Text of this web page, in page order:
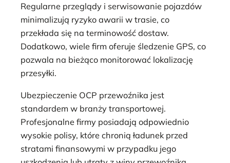
Regularne przeglądy i serwisowanie pojazdów
minimalizują ryzyko awarii w trasie, co
przekłada się na terminowość dostaw.
Dodatkowo, wiele firm oferuje śledzenie GPS, co
pozwala na bieżąco monitorować lokalizację
przesyłki.
Ubezpieczenie OCP przewoźnika jest
standardem w branży transportowej.
Profesjonalne firmy posiadają odpowiednio
wysokie polisy, które chronią ładunek przed
stratami finansowymi w przypadku jego